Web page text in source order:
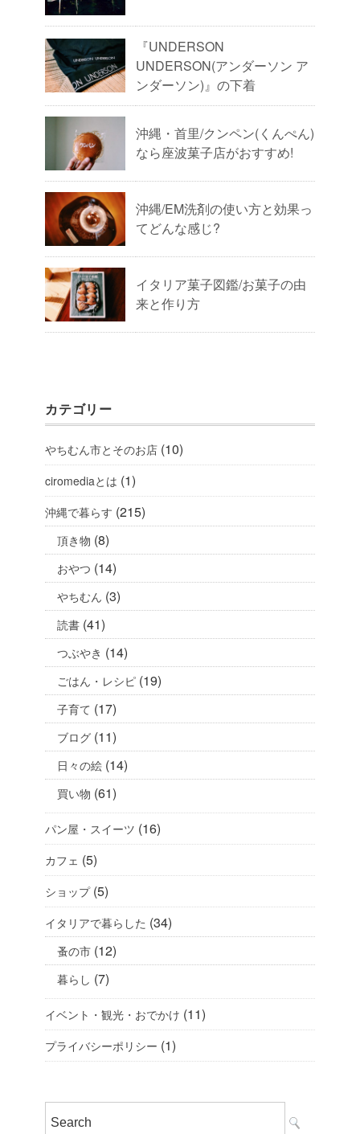
『UNDERSON
UNDERSON(アンダーソン ア
ンダーソン)』の下着
沖縄・首里/クンペン(くんぺん)
なら座波菓子店がおすすめ!
沖縄/EM洗剤の使い方と効果っ
てどんな感じ?
イタリア菓子図鑑/お菓子の由
来と作り方
カテゴリー
やちむん市とそのお店 (10)
ciromediaとは (1)
沖縄で暮らす (215)
頂き物 (8)
おやつ (14)
やちむん (3)
読書 (41)
つぶやき (14)
ごはん・レシピ (19)
子育て (17)
ブログ (11)
日々の絵 (14)
買い物 (61)
パン屋・スイーツ (16)
カフェ (5)
ショップ(5)
イタリアで暮らした (34)
蚤の市 (12)
暮らし (7)
イベント・観光・おでかけ (11)
プライバシーポリシー (1)